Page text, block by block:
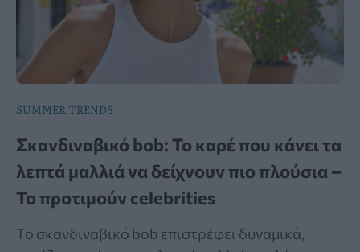
SUMMER TRENDS
Σκανδιναβικό bob: Το καρέ που κάνει τα
λεπτά μαλλιά να δείχνουν πιο πλούσια –
Το προτιμούν celebrities
Το σκανδιναβικό bob επιστρέφει δυναμικά,